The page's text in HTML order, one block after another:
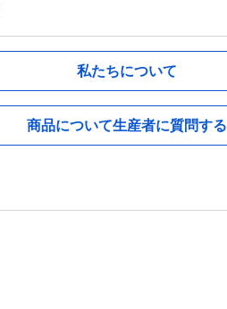
私たちについて
商品について生産者に質問する